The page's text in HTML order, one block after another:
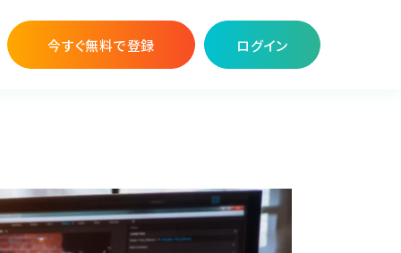
今すぐ無料で登録 ログイン